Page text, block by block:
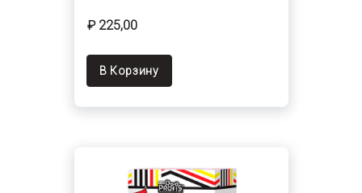
₽ 225,00
В Корзину